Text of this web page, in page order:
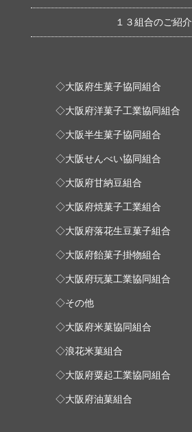
１３組合のご紹介
◇大阪府生菓子協同組合
◇大阪府洋菓子工業協同組合
◇大阪半生菓子協同組合
◇大阪せんべい協同組合
◇大阪府甘納豆組合
◇大阪府焼菓子工業組合
◇大阪府落花生豆菓子組合
◇大阪府飴菓子掛物組合
◇大阪府玩菓工業協同組合
◇その他
◇大阪府米菓協同組合
◇浪花米菓組合
◇大阪府粟起工業協同組合
◇大阪府油菓組合